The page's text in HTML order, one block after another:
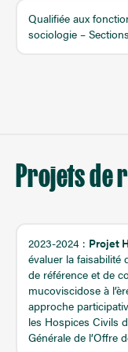
Qualifiée aux
sociologie –
Projets de
2023-2024 : Projet
évaluer la faisabilité
de référence et de
mucoviscidose à
approche
les Hospices Civils
Générale de l’Offre